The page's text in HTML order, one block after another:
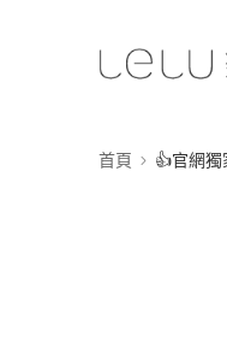
首頁 👍官網獨